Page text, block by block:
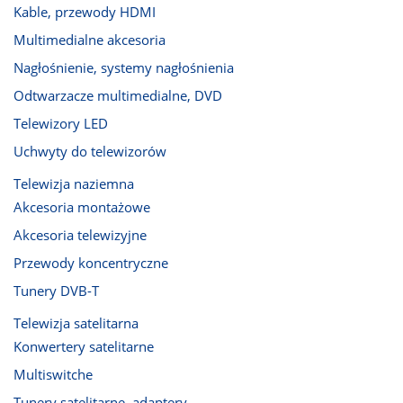
Kable, przewody HDMI
Multimedialne akcesoria
Nagłośnienie, systemy nagłośnienia
Odtwarzacze multimedialne, DVD
Telewizory LED
Uchwyty do telewizorów
Telewizja naziemna
Akcesoria montażowe
Akcesoria telewizyjne
Przewody koncentryczne
Tunery DVB-T
Telewizja satelitarna
Konwertery satelitarne
Multiswitche